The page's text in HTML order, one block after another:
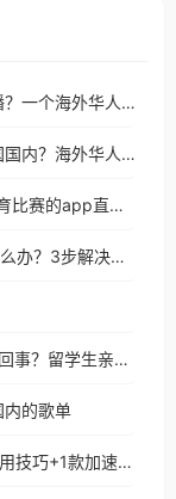
马来西亚怎么用腾讯视频看欧洲杯直播？一个海外华人的真实困扰与破解
在美国用百合网怎么把定位修改到中国国内？海外华人必备的回国加速指南
在海外，如何优雅地看2026奥运会体育比赛的app直播？
海外党必看：CCTV视频海外看不了怎么办？3步解决地区限制+追剧自由
在国外QQ音乐因为版权无法播放怎么回事？留学生亲测有效的解决办法
内的歌单
在国外用上游新闻很卡怎么办？3个实用技巧+1款加速器解决海外看国内内容难题